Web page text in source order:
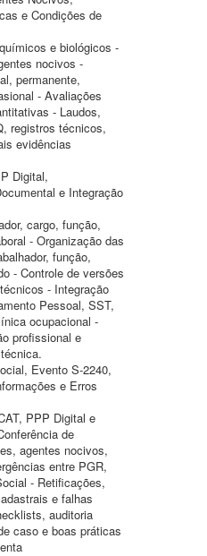
e Condições de
e biológicos -
nocivos -
permanente,
- Avaliações
- Laudos,
registros técnicos,
evidências
Digital,
e Integração
cargo, função,
- Organização das
função,
- Controle de versões
- Integração
Pessoal, SST,
ocupacional -
profissional e
Evento S-2240,
e Erros
PPP Digital e
de
agentes nocivos,
entre PGR,
- Retificações,
e falhas
auditoria
caso e boas práticas